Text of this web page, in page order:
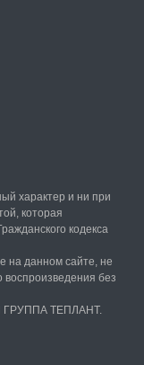
характер и ни при
которая
кодекса
на данном сайте, не
воспроизведения без
ГРУППА ТЕПЛАНТ.